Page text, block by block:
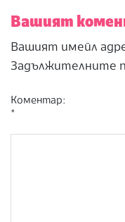
Вашият
Вашият имейл
Задължителните
Коментар:
*